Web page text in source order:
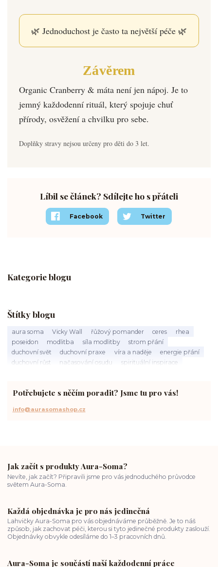
Kategorie blogu
Štítky blogu
aura soma Vicky Wall řůžový pomander ceres
rhea
poseidon
modlitba síla modlitby
strom přání
duchovní svět
duchovní praxe víra a naděje
energie přání
duchovní růst
načasování osudu
spirituální inspirace
Potřebujete s něčím poradit? Jsme tu pro vás!
info@aurasomashop.cz
🌿 Jednoduchost je často ta největší péče 🌿
Závěrem
Organic Cranberry & máta není jen nápoj. Je to
jemný každodenní rituál, který spojuje chuť
přírody, osvěžení a chvilku pro sebe.
Doplňky stravy nejsou určeny pro děti do 3 let.
Líbil se článek? Sdílejte ho s přáteli
Facebook Twitter
Jak začít s produkty Aura-Soma?
Nevíte, jak začít? Připravili jsme pro vás jednoduchého průvodce
světem Aura-Soma.
Každá objednávka je pro nás jedinečná
Lahvičky Aura-Soma pro vás objednáváme průběžně. Je to náš
způsob, jak zachovat péči, kterou si tyto jedinečné produkty zaslouží.
Objednávky obvykle odesíláme do 1–3 pracovních dnů.
Aura-Soma je součástí naší každodenní práce